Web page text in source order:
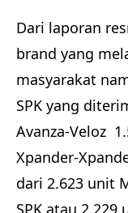
Dari laporan
brand yang
masyarakat
SPK yang
Avanza-Veloz
Xpander-
dari 2.623 unit
SPK atau 2.229